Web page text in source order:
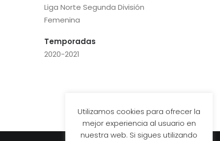
Liga Norte Segunda División
Femenina
Temporadas
2020-2021
Utilizamos cookies para ofrecer la
mejor experiencia al usuario en
nuestra web. Si sigues utilizando